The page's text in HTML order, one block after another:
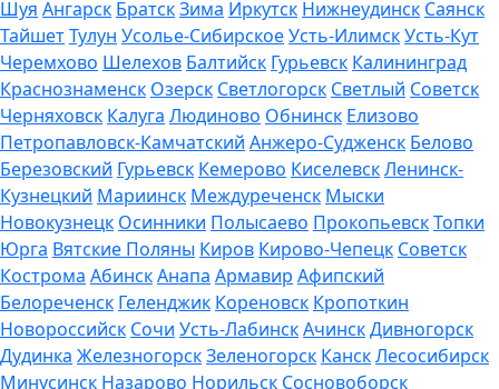
Шуя Ангарск БратскЗима Иркутск Нижнеудинск Саянск
ТайшетТулун Усолье-СибирскоеУсть-ИлимскУсть-Кут
Черемхово Шелехов Балтийск Гурьевск Калининград
Краснознаменск Озерск Светлогорск Светлый Советск
Черняховск Калуга Людиново Обнинск Елизово
Петропавловск-Камчатский Анжеро-Судженск Белово
Березовский Гурьевск Кемерово КиселевскЛенинск-
Кузнецкий Мариинск Междуреченск Мыски
Новокузнецк Осинники Полысаево ПрокопьевскТопки
Юрга Вятские Поляны Киров Кирово-Чепецк Советск
Кострома АбинскАнапа Армавир Афипский
Белореченск Геленджик Кореновск Кропоткин
Новороссийск Сочи Усть-ЛабинскАчинскДивногорск
Дудинка ЖелезногорскЗеленогорск КанскЛесосибирск
Минусинск Назарово Норильск Сосновоборск